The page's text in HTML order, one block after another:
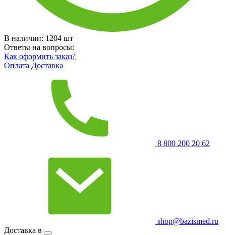
В наличии: 1204 шт
Ответы на вопросы:
Как оформить заказ?
Оплата Доставка
8 800 200 20 62
shop@bazismed.ru
Доставка в